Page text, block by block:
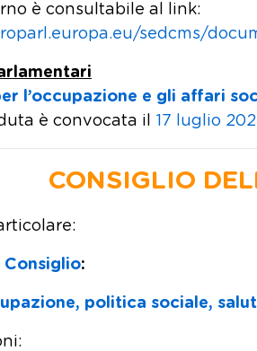
è consultabile al link:
sedcms/
l’occupazione e gli affari
è convocata il 17 luglio
CONSIGLIO
Consiglio:
politica sociale,